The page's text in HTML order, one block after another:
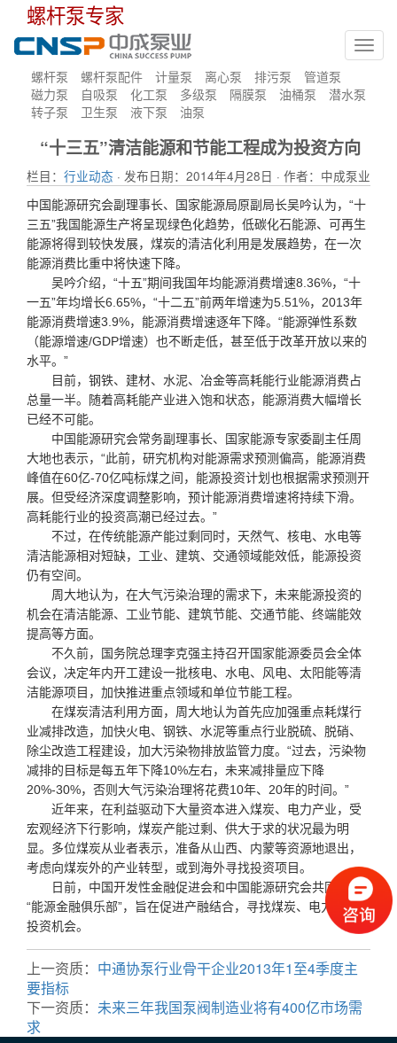
螺杆泵专家
螺杆泵 螺杆泵配件 计量泵 离心泵 排污泵
管道泵
磁力泵
自吸泵 化工泵 多级泵 隔膜泵 油桶泵
潜水泵
转子泵
卫生泵 液下泵 油泵
“十三五”清洁能源和节能工程成为投资方向
栏目： 行业动态 · 发布日期：2014年4月28日 · 作者：中成泵业
中国能源研究会副理事长、国家能源局原副局长吴吟认为，“十
三五”我国能源生产将呈现绿色化趋势，低碳化石能源、可再生
能源将得到较快发展，煤炭的清洁化利用是发展趋势，在一次
能源消费比重中将快速下降。
吴吟介绍，“十五”期间我国年均能源消费增速8.36%，“十
一五”年均增长6.65%，“十二五”前两年增速为5.51%，2013年
能源消费增速3.9%，能源消费增速逐年下降。“能源弹性系数
（能源增速/GDP增速）也不断走低，甚至低于改革开放以来的
水平。”
目前，钢铁、建材、水泥、冶金等高耗能行业能源消费占
总量一半。随着高耗能产业进入饱和状态，能源消费大幅增长
已经不可能。
中国能源研究会常务副理事长、国家能源专家委副主任周
大地也表示，“此前，研究机构对能源需求预测偏高，能源消费
峰值在60亿-70亿吨标煤之间，能源投资计划也根据需求预测开
展。但受经济深度调整影响，预计能源消费增速将持续下滑。
高耗能行业的投资高潮已经过去。”
不过，在传统能源产能过剩同时，天然气、核电、水电等
清洁能源相对短缺，工业、建筑、交通领域能效低，能源投资
仍有空间。
周大地认为，在大气污染治理的需求下，未来能源投资的
机会在清洁能源、工业节能、建筑节能、交通节能、终端能效
提高等方面。
不久前，国务院总理李克强主持召开国家能源委员会全体
会议，决定年内开工建设一批核电、水电、风电、太阳能等清
洁能源项目，加快推进重点领域和单位节能工程。
在煤炭清洁利用方面，周大地认为首先应加强重点耗煤行
业减排改造，加快火电、钢铁、水泥等重点行业脱硫、脱硝、
除尘改造工程建设，加大污染物排放监管力度。“过去，污染物
减排的目标是每五年下降10%左右，未来减排量应下降
20%-30%，否则大气污染治理将花费10年、20年的时间。”
近年来，在利益驱动下大量资本进入煤炭、电力产业，受
宏观经济下行影响，煤炭产能过剩、供大于求的状况最为明
显。多位煤炭从业者表示，准备从山西、内蒙等资源地退出，
考虑向煤炭外的产业转型，或到海外寻找投资项目。
日前，中国开发性金融促进会和中国能源研究会共同发起
“能源金融俱乐部”，旨在促进产融结合，寻找煤炭、电力之外的
投资机会。
上一资质： 中通协泵行业骨干企业2013年1至4季度主
要指标
下一资质： 未来三年我国泵阀制造业将有400亿市场需
求